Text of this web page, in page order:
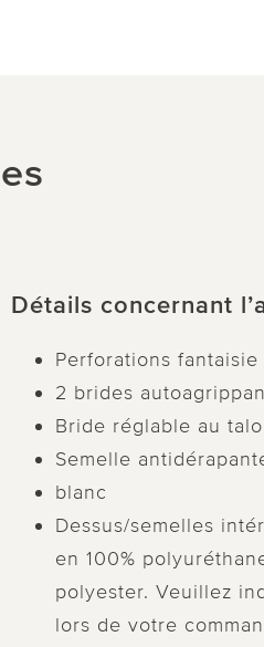
Détails concernant
Perforations fantaisie
2 brides
Bride réglable au
Semelle
blanc
Dessus/semelles
en 100%
polyester. Veuillez
lors de votre